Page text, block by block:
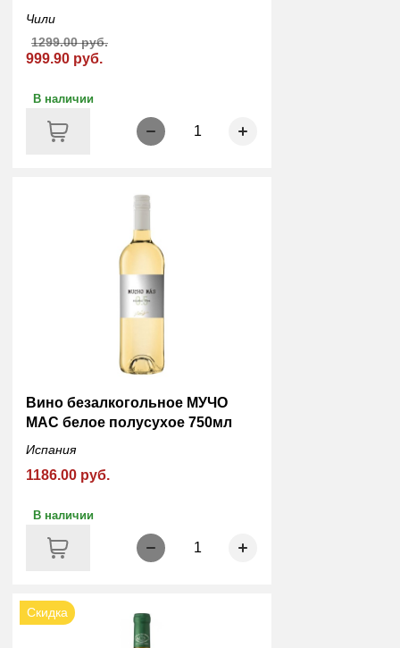
Чили
999.90 руб.
1299.00 руб.
В наличии
1
Вино безалкогольное МУЧО
МАС белое полусухое 750мл
Испания
1186.00 руб.
В наличии
1
Скидка